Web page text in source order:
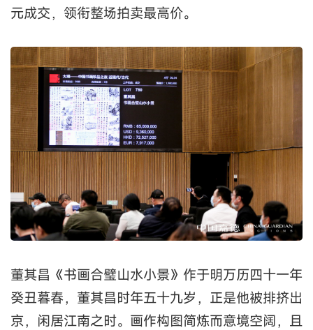
元成交，领衔整场拍卖最高价。
董其昌《书画合璧山水小景》作于明万历四十一年
癸丑暮春，董其昌时年五十九岁，正是他被排挤出
京，闲居江南之时。画作构图简炼而意境空阔，且